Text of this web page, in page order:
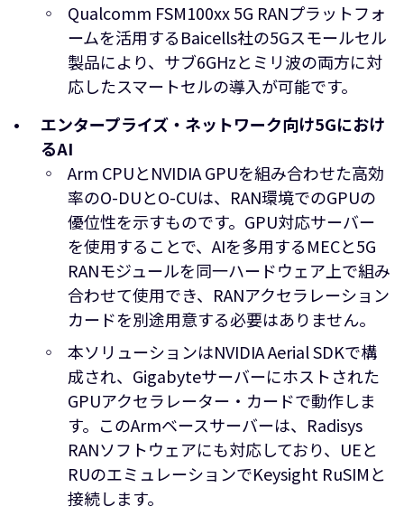
Qualcomm FSM100xx 5G RANプラットフォ
ームを活用するBaicells社の5Gスモールセル
製品により、サブ6GHzとミリ波の両方に対
応したスマートセルの導入が可能です。
エンタープライズ・ネットワーク向け5Gにおけ
るAI
Arm CPUとNVIDIA GPUを組み合わせた高効
率のO-DUとO-CUは、RAN環境でのGPUの
優位性を示すものです。GPU対応サーバー
を使用することで、AIを多用するMECと5G
RANモジュールを同一ハードウェア上で組み
合わせて使用でき、RANアクセラレーション
カードを別途用意する必要はありません。
本ソリューションはNVIDIA Aerial SDKで構
成され、Gigabyteサーバーにホストされた
GPUアクセラレーター・カードで動作しま
す。このArmベースサーバーは、Radisys
RANソフトウェアにも対応しており、UEと
RUのエミュレーションでKeysight RuSIMと
接続します。